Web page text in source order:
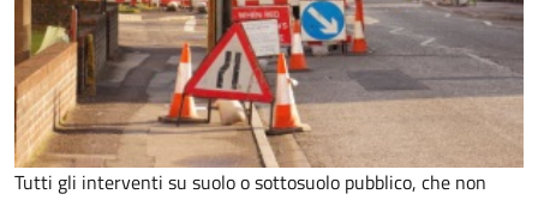
Tutti gli interventi su suolo o sottosuolo pubblico, che non